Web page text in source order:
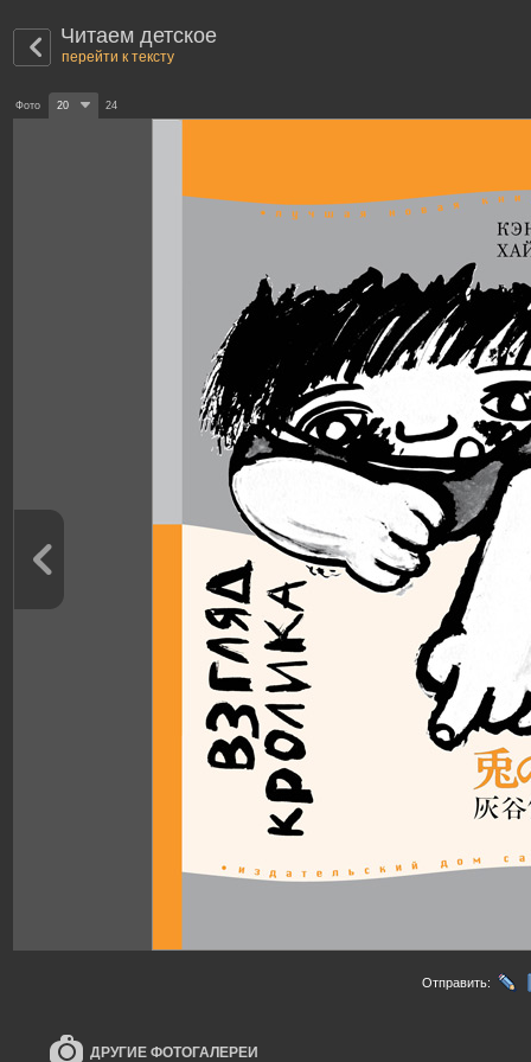
Читаем детское
перейти к тексту
Фото 20 24
Отправить:
ДРУГИЕ ФОТОГАЛЕРЕИ